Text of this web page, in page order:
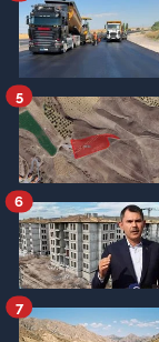
5
6
7